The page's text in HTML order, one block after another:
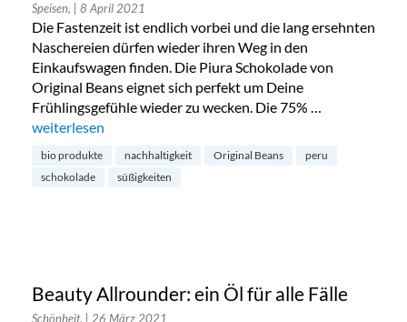
Speisen, | 8 April 2021
Die Fastenzeit ist endlich vorbei und die lang ersehnten
Naschereien dürfen wieder ihren Weg in den
Einkaufswagen finden. Die Piura Schokolade von
Original Beans eignet sich perfekt um Deine
Frühlingsgefühle wieder zu wecken. Die 75% …
„Fruchtige Bio-Schokolade von Original Beans“
weiterlesen
bio produkte nachhaltigkeit Original Beans
peru
schokolade
süßigkeiten
Beauty Allrounder: ein Öl für alle Fälle
Schönheit, | 26 März 2021